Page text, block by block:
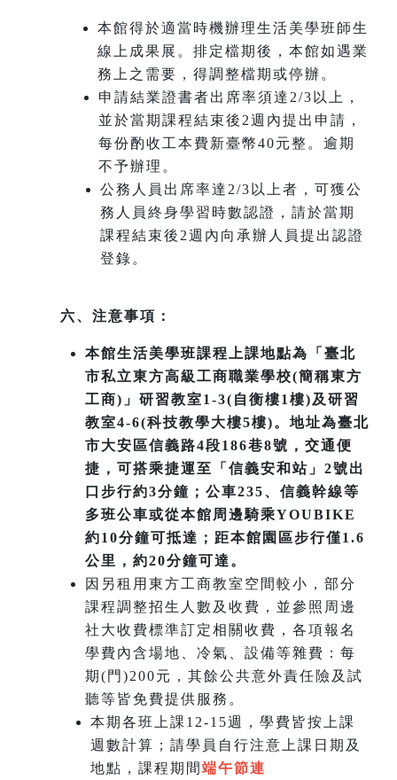
本館得於適當時機辦理生活美學班師生
線上成果展。排定檔期後，本館如遇業
務上之需要，得調整檔期或停辦。
申請結業證書者出席率須達2/3以上，
並於當期課程結束後2週內提出申請，
每份酌收工本費新臺幣40元整。逾期
不予辦理。
公務人員出席率達2/3以上者，可獲公
務人員終身學習時數認證，請於當期
課程結束後2週內向承辦人員提出認證
登錄。
六、注意事項：
本館生活美學班課程上課地點為「臺北
市私立東方高級工商職業學校(簡稱東方
工商)」研習教室1-3(自衡樓1樓)及研習
教室4-6(科技教學大樓5樓)。地址為臺北
市大安區信義路4段186巷8號，交通便
捷，可搭乘捷運至「信義安和站」2號出
口步行約3分鐘；公車235、信義幹線等
多班公車或從本館周邊騎乘YOUBIKE
約10分鐘可抵達；距本館園區步行僅1.6
公里，約20分鐘可達。
因另租用東方工商教室空間較小，部分
課程調整招生人數及收費，並參照周邊
社大收費標準訂定相關收費，各項報名
學費內含場地、冷氣、設備等雜費：每
期(門)200元，其餘公共意外責任險及試
聽等皆免費提供服務。
本期各班上課12-15週，學費皆按上課
週數計算；請學員自行注意上課日期及
地點，課程期間 端午節連